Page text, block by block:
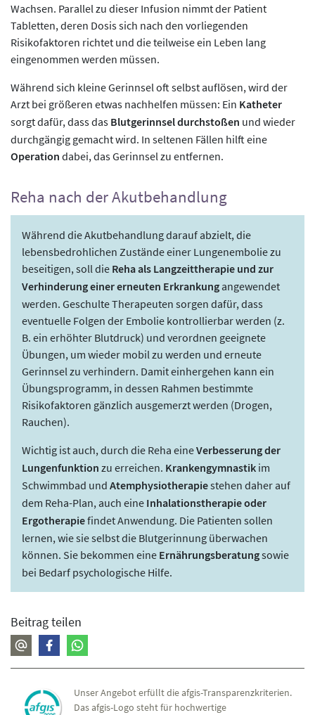
Wachsen. Parallel zu dieser Infusion nimmt der Patient
Tabletten, deren Dosis sich nach den vorliegenden
Risikofaktoren richtet und die teilweise ein Leben lang
eingenommen werden müssen.
Während sich kleine Gerinnsel oft selbst auflösen, wird der
Arzt bei größeren etwas nachhelfen müssen: Ein Katheter
sorgt dafür, dass das Blutgerinnsel durchstoßen und wieder
durchgängig gemacht wird. In seltenen Fällen hilft eine
Operation dabei, das Gerinnsel zu entfernen.
Reha nach der Akutbehandlung
Während die Akutbehandlung darauf abzielt, die
lebensbedrohlichen Zustände einer Lungenembolie zu
beseitigen, soll die Reha als Langzeittherapie und zur
Verhinderung einer erneuten Erkrankung angewendet
werden. Geschulte Therapeuten sorgen dafür, dass
eventuelle Folgen der Embolie kontrollierbar werden (z.
B. ein erhöhter Blutdruck) und verordnen geeignete
Übungen, um wieder mobil zu werden und erneute
Gerinnsel zu verhindern. Damit einhergehen kann ein
Übungsprogramm, in dessen Rahmen bestimmte
Risikofaktoren gänzlich ausgemerzt werden (Drogen,
Rauchen).
Wichtig ist auch, durch die Reha eineVerbesserung der
Lungenfunktion zu erreichen. Krankengymnastik im
Schwimmbad und Atemphysiotherapiestehen daher auf
dem Reha-Plan, auch eine Inhalationstherapie oder
Ergotherapiefindet Anwendung. Die Patienten sollen
lernen, wie sie selbst die Blutgerinnung überwachen
können. Sie bekommen eine Ernährungsberatungsowie
bei Bedarf psychologische Hilfe.
Beitrag teilen
Unser Angebot erfüllt die afgis-Transparenzkriterien.
Das afgis-Logo steht für hochwertige